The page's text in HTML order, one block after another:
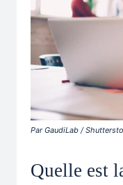
Par GaudiLab /
Quelle est